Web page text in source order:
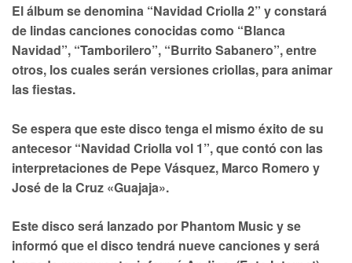
El álbum se denomina “Navidad Criolla 2” y constará
de lindas canciones conocidas como “Blanca
Navidad”, “Tamborilero”, “Burrito Sabanero”, entre
otros, los cuales serán versiones criollas, para animar
las fiestas.
Se espera que este disco tenga el mismo éxito de su
antecesor “Navidad Criolla vol 1”, que contó con las
interpretaciones de Pepe Vásquez, Marco Romero y
José de la Cruz «Guajaja».
Este disco será lanzado por Phantom Music y se
informó que el disco tendrá nueve canciones y será